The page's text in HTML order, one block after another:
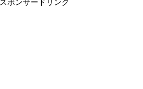
スポンサードリンク